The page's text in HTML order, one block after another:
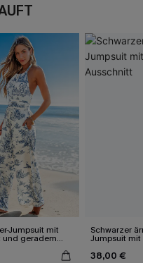
Jumpsuit mit
und geradem
Schwarzer
Jumpsuit mit
38,00 €